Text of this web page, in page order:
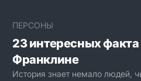
ПЕРСОНЫ
23 интересных
Франклине
История знает немало людей,